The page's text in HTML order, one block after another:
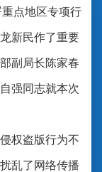
点地区专项行
新民作了重要
副局长陈家春
强同志就本次
权盗版行为不
乱了网络传播